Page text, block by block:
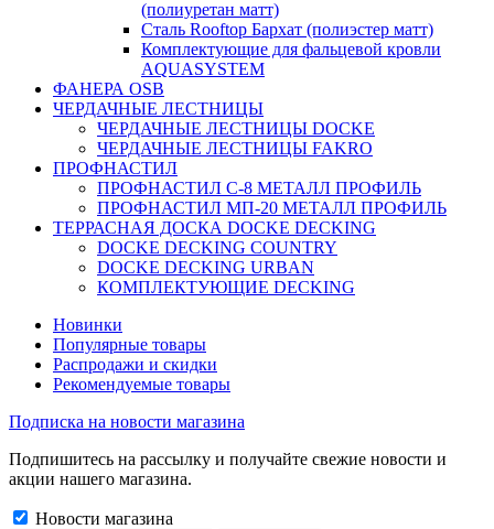
(полиуретан матт)
Сталь Rooftop Бархат (полиэстер матт)
Комплектующие для фальцевой кровли
AQUASYSTEM
ФАНЕРА OSB
ЧЕРДАЧНЫЕ ЛЕСТНИЦЫ
ЧЕРДАЧНЫЕ ЛЕСТНИЦЫ DOCKE
ЧЕРДАЧНЫЕ ЛЕСТНИЦЫ FAKRO
ПРОФНАСТИЛ
ПРОФНАСТИЛ C-8 МЕТАЛЛ ПРОФИЛЬ
ПРОФНАСТИЛ МП-20 МЕТАЛЛ ПРОФИЛЬ
ТЕРРАСНАЯ ДОСКА DOCKE DECKING
DOCKE DECKING COUNTRY
DOCKE DECKING URBAN
КОМПЛЕКТУЮЩИЕ DECKING
Новинки
Популярные товары
Распродажи и скидки
Рекомендуемые товары
Подписка на новости магазина
Подпишитесь на рассылку и получайте свежие новости и
акции нашего магазина.
Новости магазина